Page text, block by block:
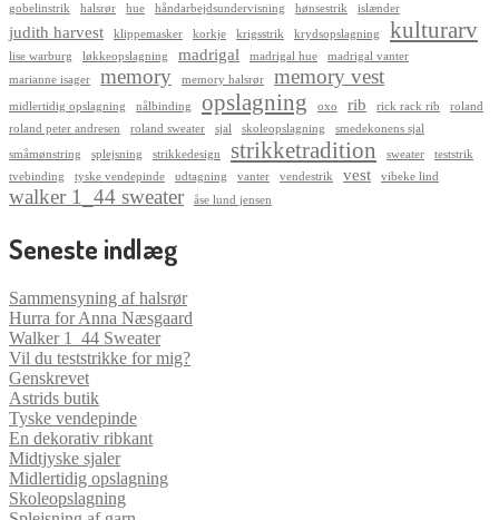
gobelinstrik
halsrør hue håndarbejdsundervisning hønsestrik islænder
judith harvest klippemasker korkje krigsstrik krydsopslagning kulturarv
lise warburg løkkeopslagning madrigal madrigal hue
madrigal vanter
marianne isager
memory memory halsrør memory vest
midlertidig opslagning nålbinding opslagning oxo rib rick rack rib
roland
roland peter andresen
roland sweater sjal skoleopslagning smedekonens sjal
småmønstring splejsning strikkedesign strikketradition sweater
teststrik
tvebinding
tyske vendepinde udtagning vanter vendestrik vest vibeke lind
walker 1_44 sweater åse lund jensen
Seneste indlæg
Sammensyning af halsrør
Hurra for Anna Næsgaard
Walker 1_44 Sweater
Vil du teststrikke for mig?
Genskrevet
Astrids butik
Tyske vendepinde
En dekorativ ribkant
Midtjyske sjaler
Midlertidig opslagning
Skoleopslagning